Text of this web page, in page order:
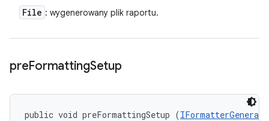
File : wygenerowany plik raportu.
preFormattingSetup
public void preFormattingSetup (